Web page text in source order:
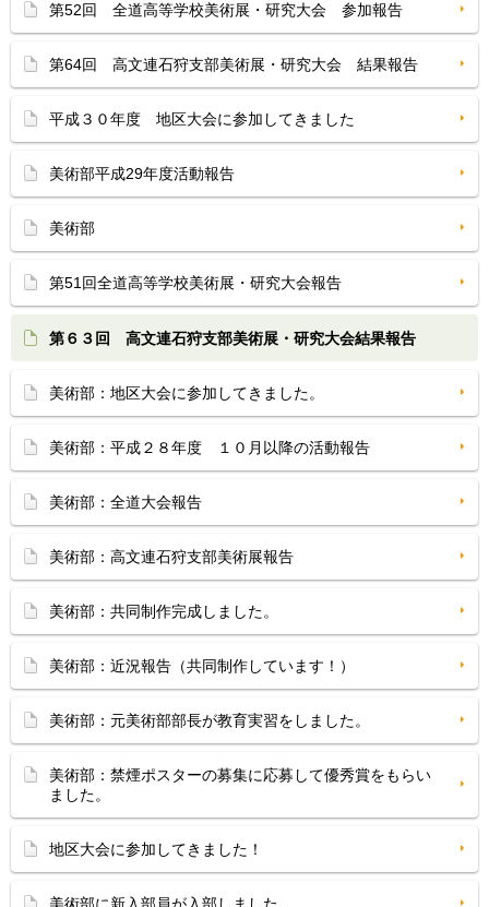
第52回 全道高等学校美術展・研究大会 参加報告
第64回 高文連石狩支部美術展・研究大会 結果報告
平成３０年度 地区大会に参加してきました
美術部平成29年度活動報告
美術部
第51回全道高等学校美術展・研究大会報告
第６３回 高文連石狩支部美術展・研究大会結果報告
美術部：地区大会に参加してきました。
美術部：平成２８年度 １０月以降の活動報告
美術部：全道大会報告
美術部：高文連石狩支部美術展報告
美術部：共同制作完成しました。
美術部：近況報告（共同制作しています！）
美術部：元美術部部長が教育実習をしました。
美術部：禁煙ポスターの募集に応募して優秀賞をもらい
ました。
地区大会に参加してきました！